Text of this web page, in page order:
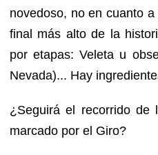
novedoso, no en cuanto
final más alto de la
por etapas: Veleta u
Nevada)... Hay
¿Seguirá el recorrido de
marcado por el Giro?